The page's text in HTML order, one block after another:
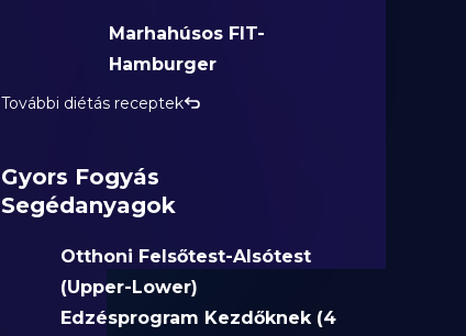
Marhahúsos FIT-
Hamburger
További diétás receptek
Gyors Fogyás
Segédanyagok
Otthoni Felsőtest-Alsótest
(Upper-Lower)
Edzésprogram Kezdőknek (4